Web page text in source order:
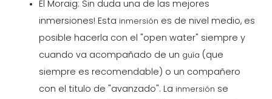
El Moraig: Sin duda una de las mejores
inmersiones! Esta inmersión es de nivel medio, es
posible hacerla con el "open water" siempre y
cuando va acompañado de un guía (que
siempre es recomendable) o un compañero
con el titulo de "avanzado". La inmersión se